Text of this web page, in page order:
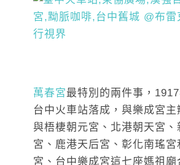
萬春宮最特別的兩件事，
台中火車站落成，與樂成宮主
與梧棲朝元宮、北港朝天宮、
宮、鹿港天后宮、彰化南瑤宮
宮、台中樂成宮這七座媽祖廟